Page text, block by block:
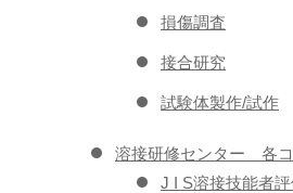
損傷調査
接合研究
試験体製作/試作
溶接研修センター 各
J I S溶接技能者